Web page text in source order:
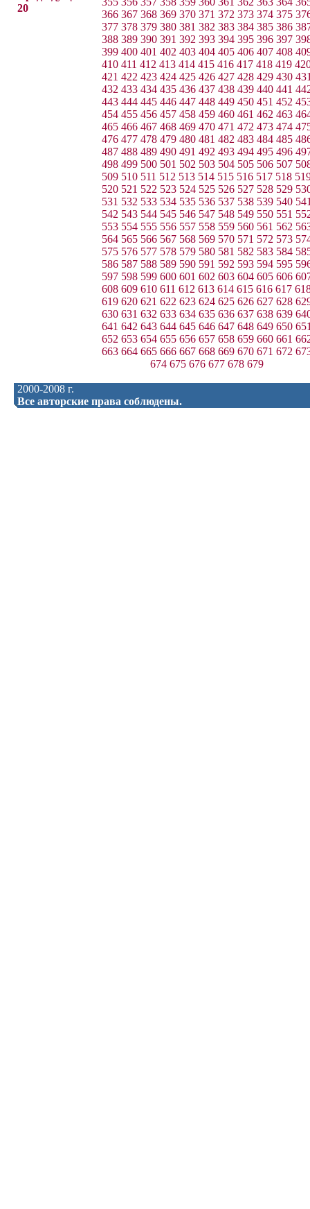
20
366 367 368 369 370 371 372 373 374 375
377 378 379 380 381 382 383 384 385 386
388 389 390 391 392 393 394 395 396 397
399 400 401 402 403 404 405 406 407 408
410 411 412 413 414 415 416 417 418 419
421 422 423 424 425 426 427 428 429 430
432 433 434 435 436 437 438 439 440 441
443 444 445 446 447 448 449 450 451 452
454 455 456 457 458 459 460 461 462 463
465 466 467 468 469 470 471 472 473 474
476 477 478 479 480 481 482 483 484 485
487 488 489 490 491 492 493 494 495 496
498 499 500 501 502 503 504 505 506 507
509 510 511 512 513 514 515 516 517 518
520 521 522 523 524 525 526 527 528 529
531 532 533 534 535 536 537 538 539 540
542 543 544 545 546 547 548 549 550 551
553 554 555 556 557 558 559 560 561 562
564 565 566 567 568 569 570 571 572 573
575 576 577 578 579 580 581 582 583 584
586 587 588 589 590 591 592 593 594 595
597 598 599 600 601 602 603 604 605 606
608 609 610 611 612 613 614 615 616 617
619 620 621 622 623 624 625 626 627 628
630 631 632 633 634 635 636 637 638 639
641 642 643 644 645 646 647 648 649 650
652 653 654 655 656 657 658 659 660 661
663 664 665 666 667 668 669 670 671 672
674 675 676 677 678 679
2000-2008 г.
Все авторские права соблюдены.